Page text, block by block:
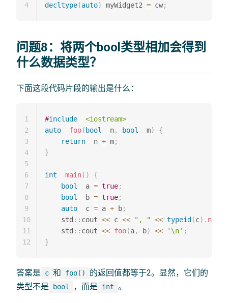
decltype(auto) myWidget2 = cw;
4
问题8：将两个bool类型相加会得到
什么数据类型？
下面这段代码片段的输出是什么：
#include
<iostream>
auto
foo( bool
  n
, bool
  m
)
{
return
  n
+ m;
}
int main( )
{
bool
  a
= true;
bool
  b
= true;
auto
  c
= a + b;
    std
:: cout << c << ", " << typeid (c) . name
    std
:: cout << foo(a, b) << '\n' ;
}
1
2
3
4
5
6
7
8
9
10
11
12
答案是 c 和 foo()
的返回值都等于2。显然，它们的
类型不是
bool ，而是 int 。